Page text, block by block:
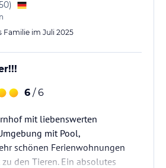
)
Familie im Juli 2025
6 / 6
mit liebenswerten
mit Pool,
schönen Ferienwohnungen
den Tieren. Ein absolutes